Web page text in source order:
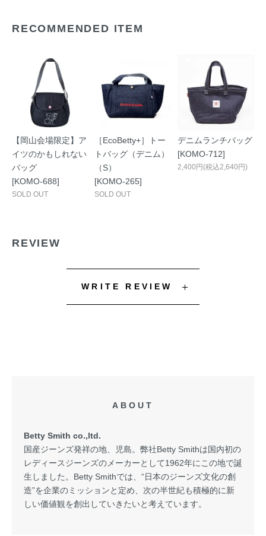
RECOMMENDED ITEM
【岡山会場限定】ア
イツのかもしれない
バッグ
[KOMO-688]
SOLD OUT
［EcoBetty+］トー
トバッグ（デニム）
（S）
[KOMO-265]
SOLD OUT
デニムランチバッグ
[KOMO-712]
2,400円(税込2,640円)
REVIEW
WRITE REVIEW
ABOUT
Betty Smith co.,ltd.
国産ジーンズ発祥の地、児島。弊社Betty Smithは国内初の
レディースジーンズのメーカーとして1962年にこの地で誕
生しました。Betty Smithでは、“日本のジーンズ文化の創
造”を企業のミッションと定め、次の半世紀も積極的に新
しい価値観を創出していきたいと考えています。